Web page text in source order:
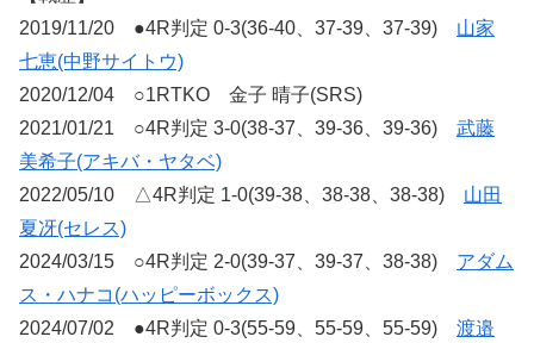
2019/11/20 ●4R判定 0-3(36-40、37-39、37-39) 山家
七恵(中野サイトウ)
2020/12/04 ○1RTKO 金子 晴子(SRS)
2021/01/21 ○4R判定 3-0(38-37、39-36、39-36) 武藤
美希子(アキバ・ヤタベ)
2022/05/10 △4R判定 1-0(39-38、38-38、38-38) 山田
夏冴(セレス)
2024/03/15 ○4R判定 2-0(39-37、39-37、38-38) アダム
ス・ハナコ(ハッピーボックス)
2024/07/02 ●4R判定 0-3(55-59、55-59、55-59) 渡邉